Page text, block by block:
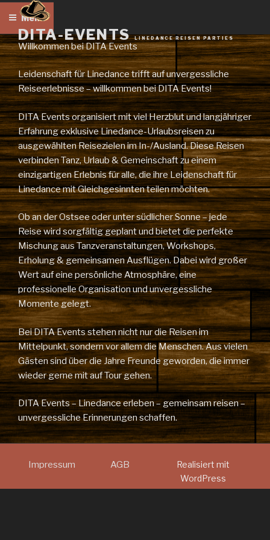
Inhalt
springenDITA-EVENTSLINEDANCE REISEN PARTIES
Menü
Willkommen bei DITA Events
Leidenschaft für Linedance trifft auf unvergessliche
Reiseerlebnisse – willkommen bei DITA Events!
DITA Events organisiert mit viel Herzblut und langjähriger
Erfahrung exklusive Linedance-Urlaubsreisen zu
ausgewählten Reisezielen im In-/Ausland. Diese Reisen
verbinden Tanz, Urlaub & Gemeinschaft zu einem
einzigartigen Erlebnis für alle, die ihre Leidenschaft für
Linedance mit Gleichgesinnten teilen möchten.
Ob an der Ostsee oder unter südlicher Sonne – jede
Reise wird sorgfältig geplant und bietet die perfekte
Mischung aus Tanzveranstaltungen, Workshops,
Erholung & gemeinsamen Ausflügen. Dabei wird großer
Wert auf eine persönliche Atmosphäre, eine
professionelle Organisation und unvergessliche
Momente gelegt.
Bei DITA Events stehen nicht nur die Reisen im
Mittelpunkt, sondern vor allem die Menschen. Aus vielen
Gästen sind über die Jahre Freunde geworden, die immer
wieder gerne mit auf Tour gehen.
DITA Events – Linedance erleben – gemeinsam reisen –
unvergessliche Erinnerungen schaffen.
Impressum AGB
Realisiert mit
WordPress